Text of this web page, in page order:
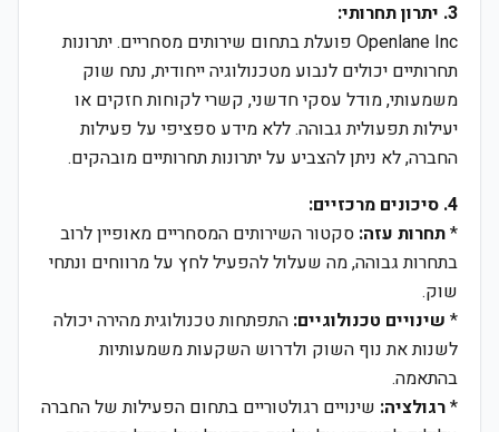
3. יתרון תחרותי:
Openlane Inc פועלת בתחום שירותים מסחריים. יתרונות
תחרותיים יכולים לנבוע מטכנולוגיה ייחודית, נתח שוק
משמעותי, מודל עסקי חדשני, קשרי לקוחות חזקים או
יעילות תפעולית גבוהה. ללא מידע ספציפי על פעילות
החברה, לא ניתן להצביע על יתרונות תחרותיים מובהקים.
4. סיכונים מרכזיים:
*תחרות עזה: סקטור השירותים המסחריים מאופיין לרוב
בתחרות גבוהה, מה שעלול להפעיל לחץ על מרווחים ונתחי
שוק.
* שינויים טכנולוגיים: התפתחות טכנולוגית מהירה יכולה
לשנות את נוף השוק ולדרוש השקעות משמעותיות
בהתאמה.
*רגולציה: שינויים רגולטוריים בתחום הפעילות של החברה